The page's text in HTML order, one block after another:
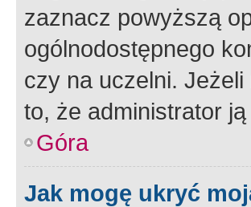
zaznacz powyższą
ogólnodostępnego
czy na uczelni.
to, że administrator ją
Góra
Jak mogę ukryć